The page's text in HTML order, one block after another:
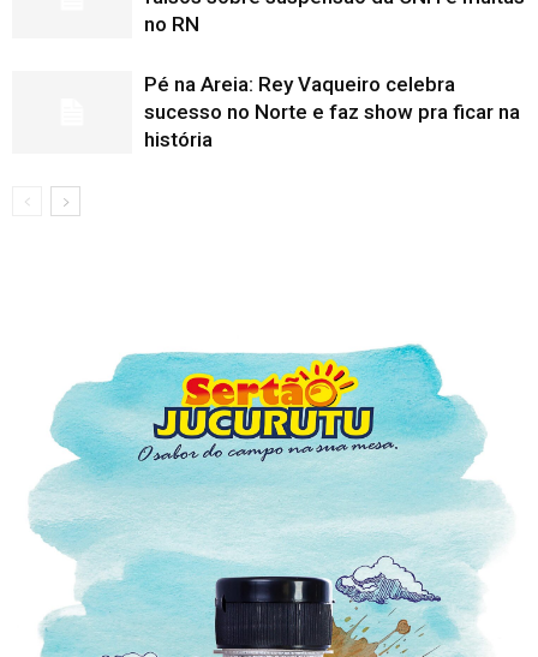
no RN
Pé na Areia: Rey Vaqueiro celebra
sucesso no Norte e faz show pra ficar na
história